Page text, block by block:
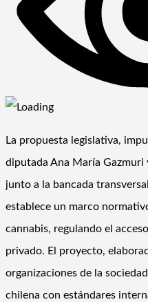
La propuesta legislativa,
diputada Ana María Gazmuri
junto a la bancada
establece un marco
cannabis, regulando el
privado. El proyecto,
organizaciones de la
chilena con estándares